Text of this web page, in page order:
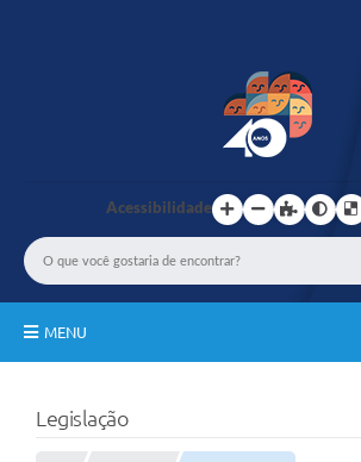
Acessibilidade
MENU
TRASPARÊNCIA
Legislação